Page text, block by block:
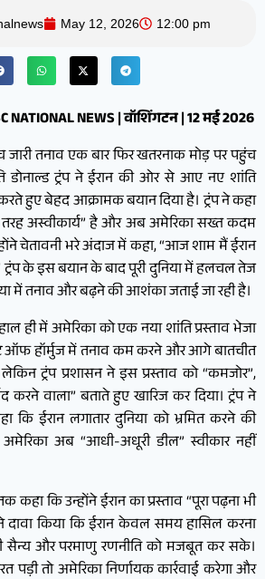
May 12, 2026 12:00 pm
NATIONAL NEWS | वॉशिंगटन | 12 मई 2026
तनाव एक बार फिर खतरनाक मोड़ पर पहुंच
डोनाल्ड ट्रंप ने ईरान की ओर से आए नए शांति
हुए बेहद आक्रामक बयान दिया है। ट्रंप ने कहा
तरह अस्वीकार्य” है और अब अमेरिका सख्त कदम
चेतावनी भरे अंदाज में कहा, “आज शाम मैं ईरान
ट्रंप के इस बयान के बाद पूरी दुनिया में हलचल तेज
में तनाव और बढ़ने की आशंका जताई जा रही है।
ही में अमेरिका को एक नया शांति प्रस्ताव भेजा
ऑफ हॉर्मुज में तनाव कम करने और आगे बातचीत
ट्रंप प्रशासन ने इस प्रस्ताव को “कमजोर”,
करने वाला” बताते हुए खारिज कर दिया। ट्रंप ने
कि ईरान लगातार दुनिया को भ्रमित करने की
अब “आधी-अधूरी डील” स्वीकार नहीं
कहा कि उन्होंने ईरान का प्रस्ताव “पूरा पढ़ना भी
दावा किया कि ईरान केवल समय हासिल करना
सैन्य और परमाणु रणनीति को मजबूत कर सके।
पड़ी तो अमेरिका निर्णायक कार्रवाई करेगा और